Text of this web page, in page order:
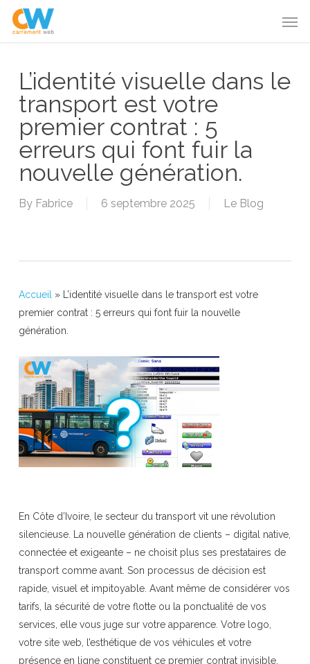
Skip
L’identité visuelle dans le
transport est votre
premier contrat : 5
erreurs qui font fuir la
nouvelle génération.
By Fabrice 6 septembre 2025 Le Blog
Accueil »
L’identité visuelle dans le transport est votre
premier contrat : 5 erreurs qui font fuir la nouvelle
génération.
En Côte d’Ivoire, le secteur du transport vit une révolution
silencieuse. La nouvelle génération de clients – digital native,
connectée et exigeante – ne choisit plus ses prestataires de
transport comme avant. Son processus de décision est
rapide, visuel et impitoyable. Avant même de considérer vos
tarifs, la sécurité de votre flotte ou la ponctualité de vos
services, elle vous juge sur votre apparence. Votre logo,
votre site web, l’esthétique de vos véhicules et votre
présence en ligne constituent ce premier contrat invisible,